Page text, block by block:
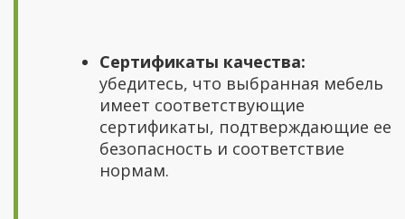
Сертификаты качества:
убедитесь, что выбранная мебель
имеет соответствующие
сертификаты, подтверждающие ее
безопасность и соответствие
нормам.